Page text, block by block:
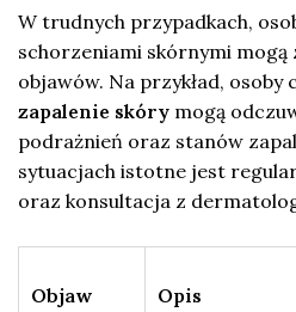
W trudnych przypadkach,
schorzeniami skórnymi mogą
objawów. Na przykład, osoby
zapalenie skóry mogą
podrażnień oraz stanów
sytuacjach istotne jest
oraz konsultacja z
Objaw Opis